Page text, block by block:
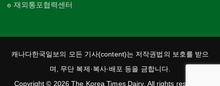
재외통포협력센터
캐나다한국일보의 모든 기사(content)는 저작권법의 보호를 받으
며, 무단 복제·복사·배포 등을 금합니다.
Copyright © 2026 The Korea Times Dairy. All rights reserved.